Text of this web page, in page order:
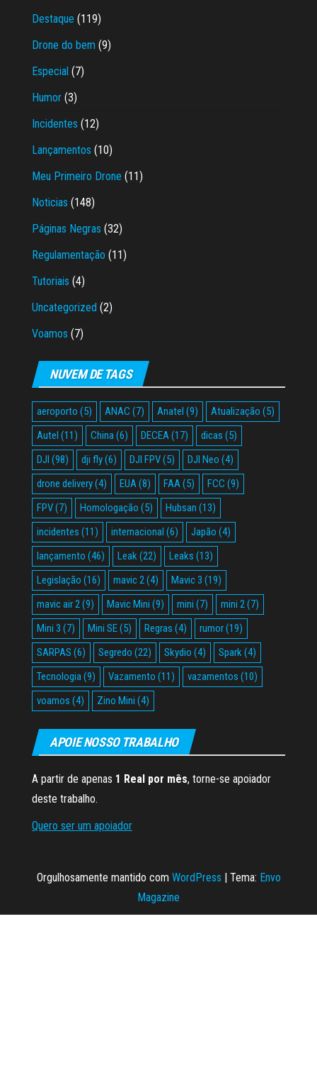
Destaque (119)
Drone do bem (9)
Especial (7)
Humor (3)
Incidentes (12)
Lançamentos (10)
Meu Primeiro Drone (11)
Noticias (148)
Páginas Negras (32)
Regulamentação (11)
Tutoriais (4)
Uncategorized (2)
Voamos (7)
NUVEM DE TAGS
aeroporto (5) ANAC (7) Anatel (9) Atualização (5)
Autel (11) China(6) DECEA(17) dicas (5)
DJI (98) dji fly(6) DJI FPV(5) DJI Neo (4)
drone delivery(4) EUA(8) FAA(5) FCC (9)
FPV(7) Homologação (5) Hubsan (13)
incidentes (11) internacional (6) Japão (4)
lançamento (46) Leak(22) Leaks (13)
Legislação (16) mavic 2(4) Mavic 3 (19)
mavic air 2(9) Mavic Mini (9) mini (7) mini 2(7)
Mini 3 (7) Mini SE(5) Regras (4) rumor(19)
SARPAS (6) Segredo (22) Skydio (4) Spark(4)
Tecnologia(9) Vazamento (11) vazamentos (10)
voamos (4) Zino Mini (4)
APOIE NOSSO TRABALHO
A partir de apenas 1 Real por mês, torne-se apoiador
deste trabalho.
Quero ser um apoiador
Orgulhosamente mantido com WordPress | Tema: Envo
Magazine